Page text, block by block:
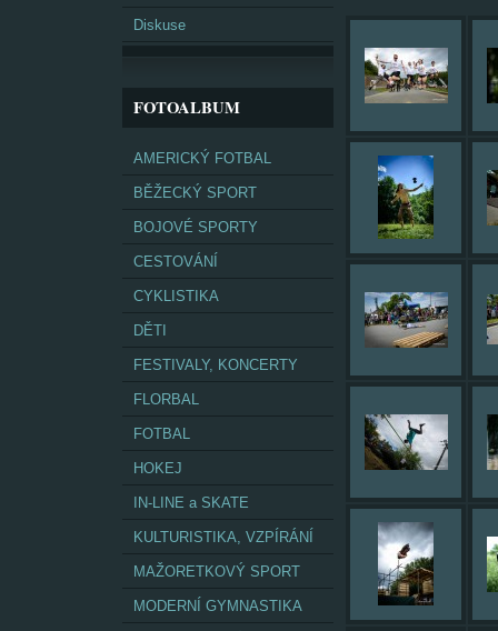
Diskuse
FOTOALBUM
AMERICKÝ FOTBAL
BĚŽECKÝ SPORT
BOJOVÉ SPORTY
CESTOVÁNÍ
CYKLISTIKA
DĚTI
FESTIVALY, KONCERTY
FLORBAL
FOTBAL
HOKEJ
IN-LINE a SKATE
KULTURISTIKA, VZPÍRÁNÍ
MAŽORETKOVÝ SPORT
MODERNÍ GYMNASTIKA